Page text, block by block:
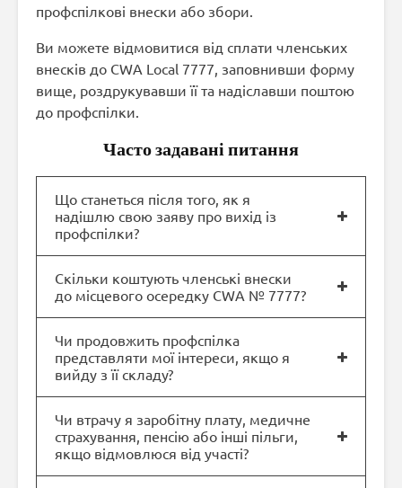
профспілкові внески або збори.
Ви можете відмовитися від сплати членських
внесків до CWA Local 7777, заповнивши форму
вище, роздрукувавши її та надіславши поштою
до профспілки.
Часто задавані питання
Що станеться після того, як я
надішлю свою заяву про вихід із
профспілки?
Скільки коштують членські внески
до місцевого осередку CWA № 7777?
Чи продовжить профспілка
представляти мої інтереси, якщо я
вийду з її складу?
Чи втрачу я заробітну плату, медичне
страхування, пенсію або інші пільги,
якщо відмовлюся від участі?